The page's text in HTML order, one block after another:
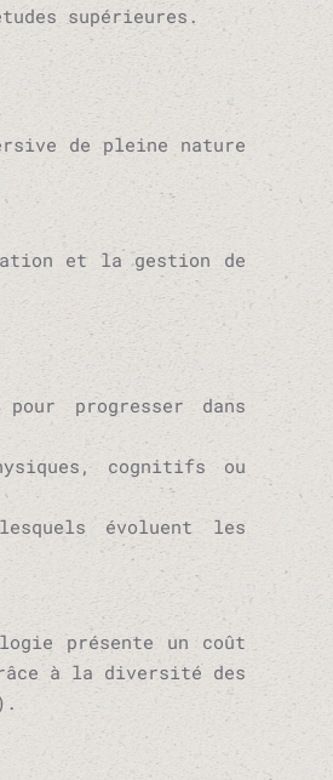
supérieures.
de pleine nature
et la gestion de
progresser dans
cognitifs ou
évoluent les
présente un coût
à la diversité des